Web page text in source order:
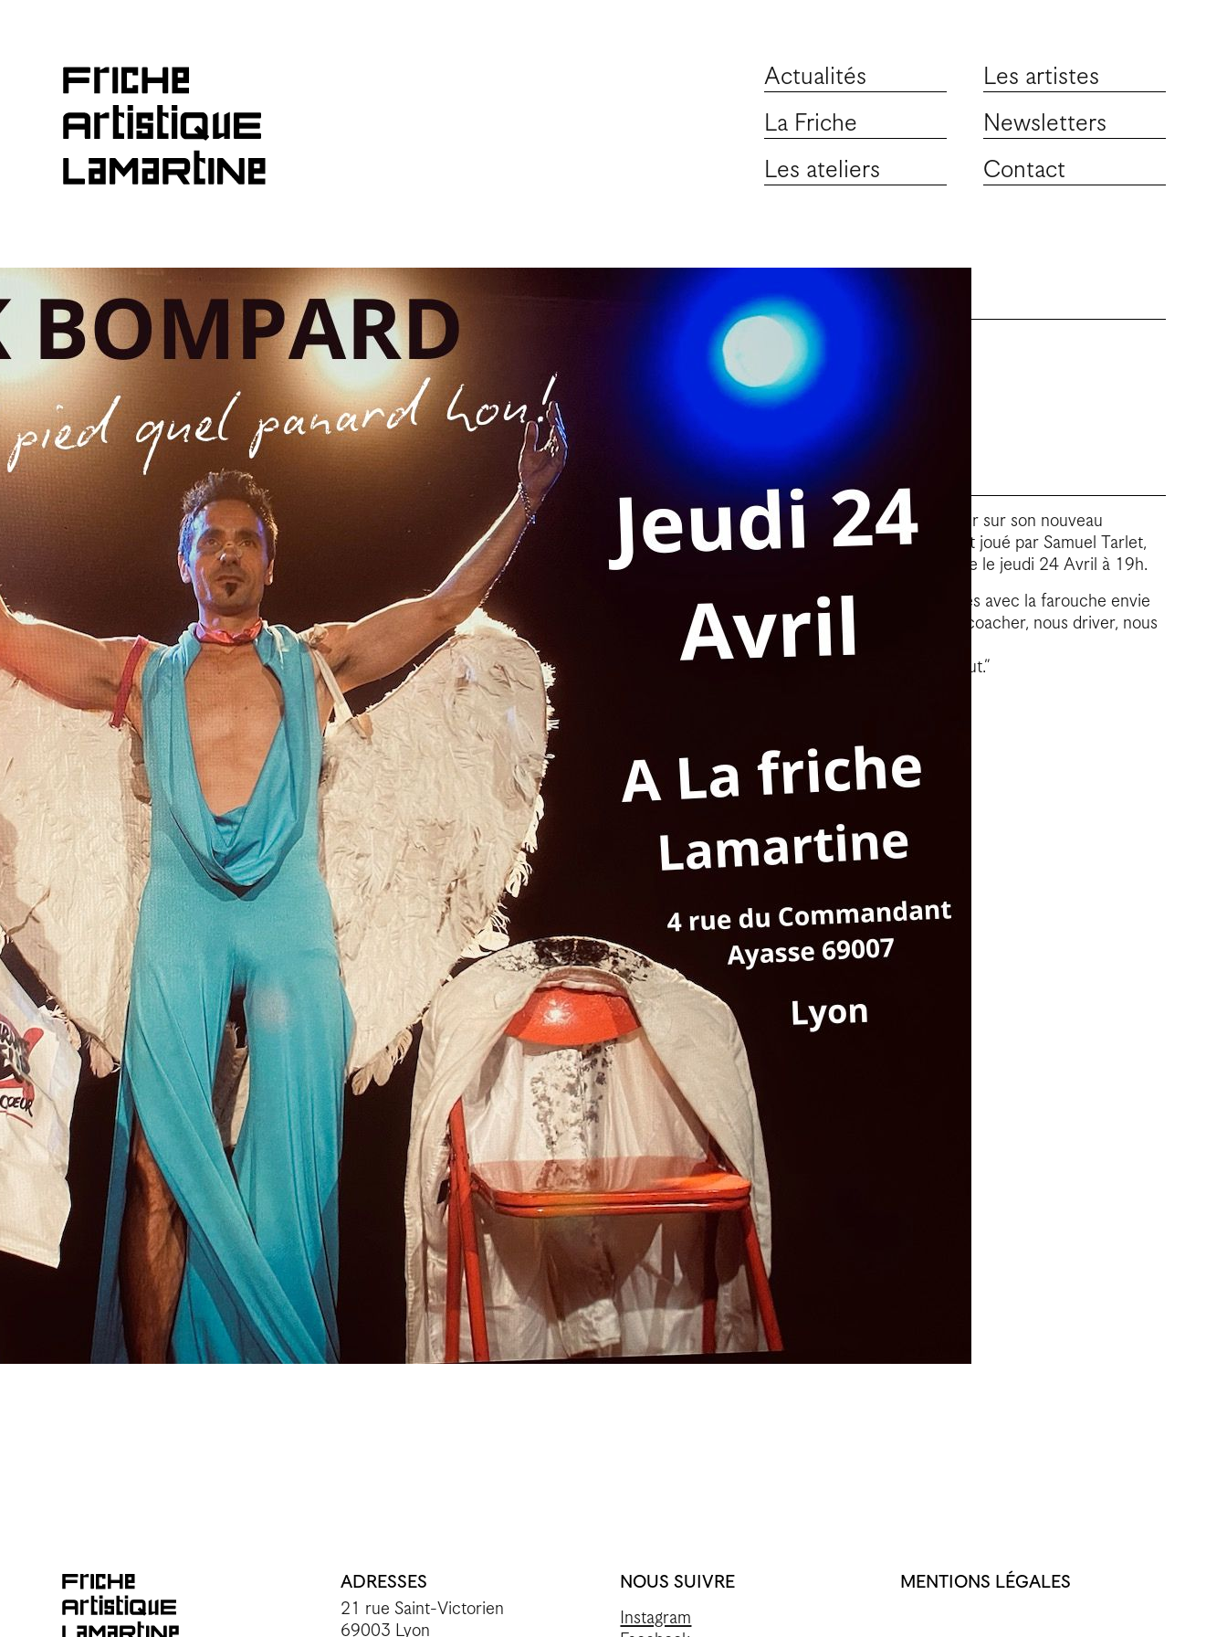
Actualités
La Friche
Les ateliers
Les artistes
Newsletters
Contact
“Franck Bombard”
le 24.04.2025
à 19:00
Friche du 7 - La Lône
4 rue du commandant ayasse
69007 Lyon
Le plateau de danse accueille en résidence le 23 et 24 Avril pour travailler sur son nouveau
spectacle, un seul en scène intitulé “Franck Bompard”. Ce solo est écrit et joué par Samuel Tarlet,
comédien de la Cie Marzouk Machine. Une sortie de résidence est prévue le jeudi 24 Avril à 19h.
“Après une prise de conscience, Franck décide de partir seul sur les routes avec la farouche envie
de réunir, de fédérer autour d’un show dans lequel il se propose de nous coacher, nous driver, nous
régaler et surtout chanter. C’est l’histoire d’un échouage publique.
Farce absurde qui caresse les idées de déterminisme social et de comin’out.”
Spectacle cou de poing sans queue ni tête.
ADRESSES
21 rue Saint-Victorien
69003 Lyon
NOUS SUIVRE
Instagram
MENTIONS LÉGALES